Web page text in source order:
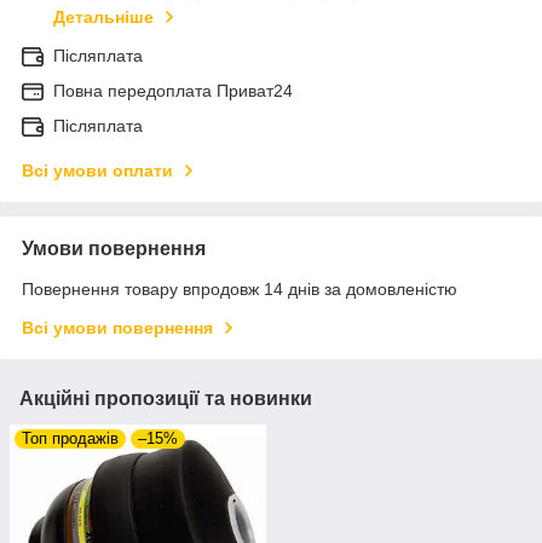
Детальніше
Післяплата
Повна передоплата Приват24
Післяплата
Всі умови оплати
Умови повернення
Повернення товару впродовж 14 днів за домовленістю
Всі умови повернення
Акційні пропозиції та новинки
Топ продажів –15%